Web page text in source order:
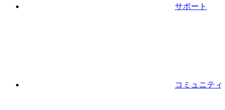
サポート
コミュニティ